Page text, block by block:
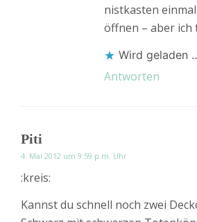
nistkasten einmal
öffnen – aber ich
Wird geladen
Antworten
Piti
4. Mai 2012 um 9:59 p.m. Uhr
:kreis:
Kannst du schnell noch zwei